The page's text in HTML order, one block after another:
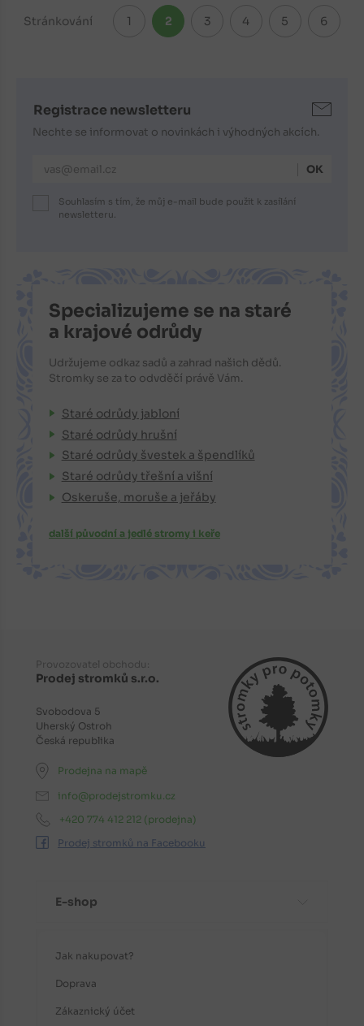
Stránkování 1 2 3 4 5 6
Registrace newsletteru
Nechte se informovat o novinkách i výhodných akcích.
E-mailová adresa
Souhlasím s tím, že můj e-mail bude použit k zasílání
newsletteru.
Specializujeme se na staré
a krajové odrůdy
Udržujeme odkaz sadů a zahrad našich dědů.
Stromky se za to odvděčí právě Vám.
Staré odrůdy jabloní
Staré odrůdy hrušní
Staré odrůdy švestek a špendlíků
Staré odrůdy třešní a višní
Oskeruše, moruše a jeřáby
další původní a jedlé stromy i keře
Provozovatel obchodu:
Prodej stromků s.r.o.
Svobodova 5
Uherský Ostroh
Česká republika
Prodejna na mapě
info@prodejstromku.cz
+420 774 412 212 (prodejna)
Prodej stromků na Facebooku
E-shop
Jak nakupovat?
Doprava
Zákaznický účet